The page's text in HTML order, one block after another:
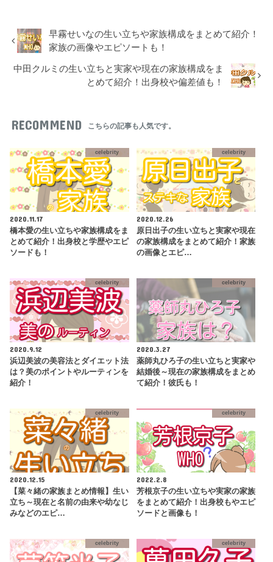
早霧せいなの生い立ちや家族構成をまとめて紹介！
家族の画像やエピソートも！
中田クルミの生い立ちと実家や現在の家族構成をま
とめて紹介！出身校や偏差値も！
RECOMMEND こちらの記事も人気です。
celebrity
2020.11.17
橋本愛の生い立ちや家族構成をま
とめて紹介！出身校と学歴やエピ
ソードも！
celebrity
2020.12.26
原日出子の生い立ちと実家や現在
の家族構成をまとめて紹介！家族
の画像とエピ…
celebrity
2020.9.12
浜辺美波の美容法とダイエット法
は？美のポイントやルーティンを
紹介！
celebrity
2020.3.27
薬師丸ひろ子の生い立ちと実家や
結婚後～現在の家族構成をまとめ
て紹介！彼氏も！
celebrity
2020.12.15
【菜々緒の家族まとめ情報】生い
立ち～現在と名前の由来や幼なじ
みなどのエピ…
celebrity
2022.2.8
芳根京子の生い立ちや実家の家族
をまとめて紹介！出身校もやエピ
ソードと画像も！
celebrity celebrity